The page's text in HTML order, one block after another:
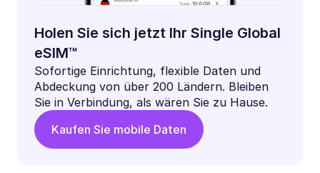
Holen Sie sich jetzt Ihr Single Global
eSIM™
Sofortige Einrichtung, flexible Daten und
Abdeckung von über 200 Ländern. Bleiben
Sie in Verbindung, als wären Sie zu Hause.
Kaufen Sie mobile Daten